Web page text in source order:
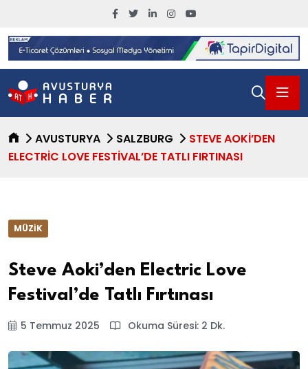
AVUSTURYA SALZBURG
STEVE AOKI’DEN
ELECTRIC LOVE FESTIVAL’DE TATLI FIRTINASI
MÜZIK
Steve Aoki’den Electric Love
Festival’de Tatlı Fırtınası
5 Temmuz 2025 Okuma Süresi: 2 Dk.